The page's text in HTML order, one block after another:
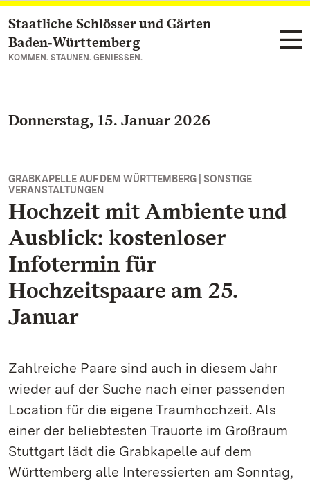
Zum Hauptinhalt springen
Staatliche Schlösser und Gärten
Baden‑Württemberg
KOMMEN. STAUNEN. GENIESSEN.
Donnerstag, 15. Januar 2026
GRABKAPELLE AUF DEM WÜRTTEMBERG | SONSTIGE
VERANSTALTUNGEN
Hochzeit mit Ambiente und
Ausblick: kostenloser
Infotermin für
Hochzeitspaare am 25.
Januar
Zahlreiche Paare sind auch in diesem Jahr
wieder auf der Suche nach einer passenden
Location für die eigene Traumhochzeit. Als
einer der beliebtesten Trauorte im Großraum
Stuttgart lädt die Grabkapelle auf dem
Württemberg alle Interessierten am Sonntag,